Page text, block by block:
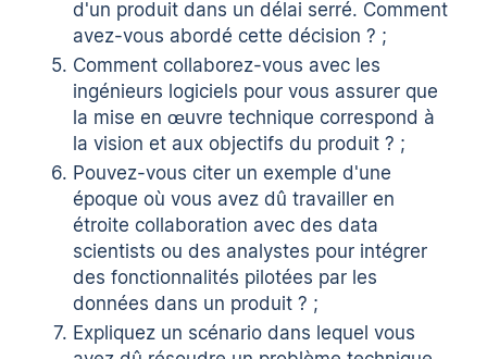
d'un produit dans un délai serré. Comment
avez-vous abordé cette décision ? ;
Comment collaborez-vous avec les
ingénieurs logiciels pour vous assurer que
la mise en œuvre technique correspond à
la vision et aux objectifs du produit ? ;
Pouvez-vous citer un exemple d'une
époque où vous avez dû travailler en
étroite collaboration avec des data
scientists ou des analystes pour intégrer
des fonctionnalités pilotées par les
données dans un produit ? ;
Expliquez un scénario dans lequel vous